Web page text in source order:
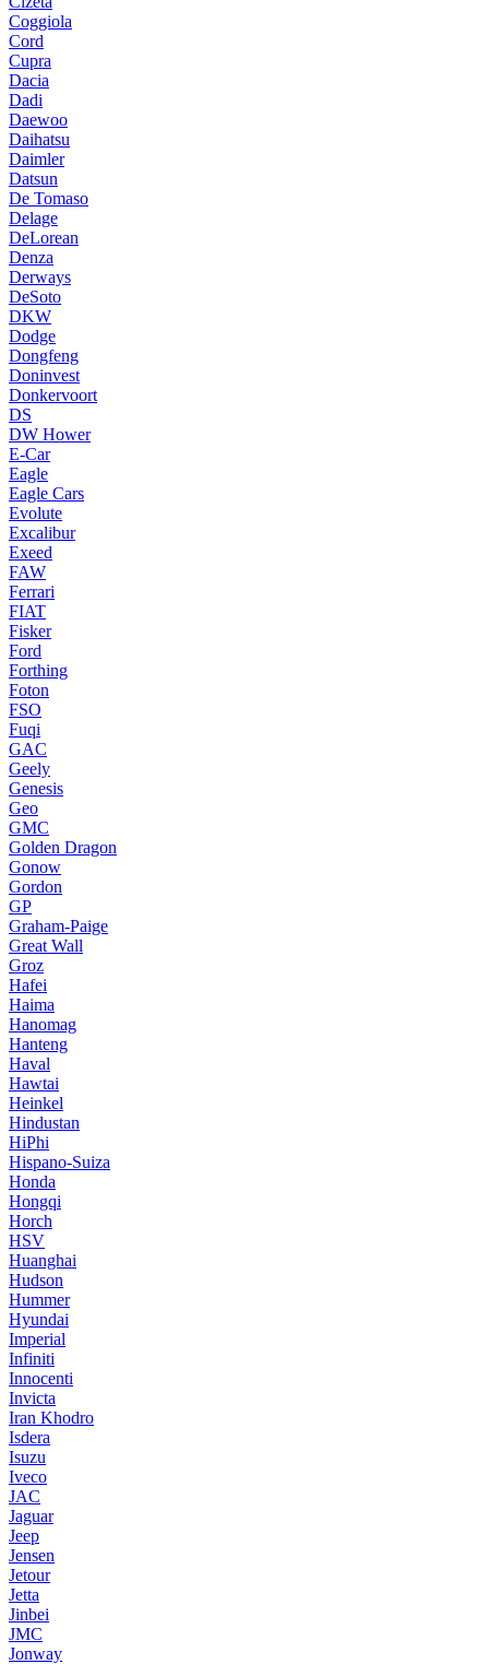
Coggiola
Cord
Cupra
Dacia
Dadi
Daewoo
Daihatsu
Daimler
Datsun
De Tomaso
Delage
DeLorean
Denza
Derways
DeSoto
DKW
Dodge
Dongfeng
Doninvest
Donkervoort
DS
DW Hower
E-Car
Eagle
Eagle Cars
Evolute
Excalibur
Exeed
FAW
Ferrari
FIAT
Fisker
Ford
Forthing
Foton
FSO
Fuqi
GAC
Geely
Genesis
Geo
GMC
Golden Dragon
Gonow
Gordon
GP
Graham-Paige
Great Wall
Groz
Hafei
Haima
Hanomag
Hanteng
Haval
Hawtai
Heinkel
Hindustan
HiPhi
Hispano-Suiza
Honda
Hongqi
Horch
HSV
Huanghai
Hudson
Hummer
Hyundai
Imperial
Infiniti
Innocenti
Invicta
Iran Khodro
Isdera
Isuzu
Iveco
JAC
Jaguar
Jeep
Jensen
Jetour
Jetta
Jinbei
JMC
Jonway